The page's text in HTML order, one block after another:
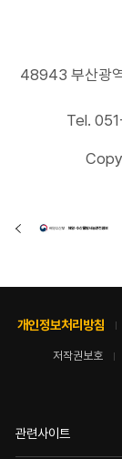
48943 부산광
Tel.
개인정보처리방침
저작권보호
관련사이트